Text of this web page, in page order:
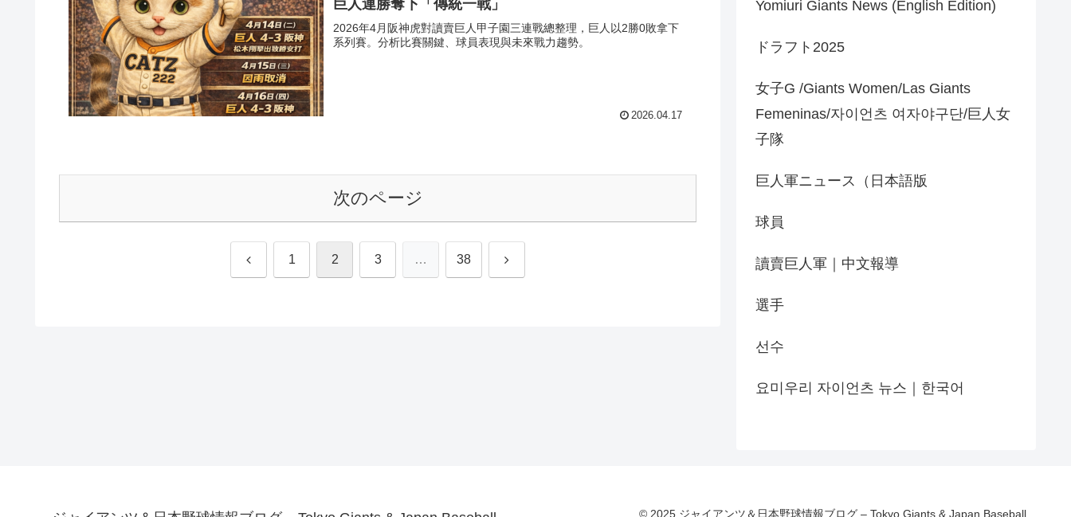
巨人連勝奪下「傳統一戰」
2026年4月阪神虎對讀賣巨人甲子園三連戰總整理，巨人以2勝0敗拿下
系列賽。分析比賽關鍵、球員表現與未來戰力趨勢。
2026.04.17
次のページ
前 1 2 3 … 38 次
Yomiuri Giants News (English Edition)
ドラフト2025
女子G /Giants Women/Las Giants
Femeninas/자이언츠 여자야구단/巨人女
子隊
巨人軍ニュース（日本語版
球員
讀賣巨人軍｜中文報導
選手
선수
요미우리 자이언츠 뉴스｜한국어
© 2025 ジャイアンツ＆日本野球情報ブログ – Tokyo Giants & Japan Baseball.